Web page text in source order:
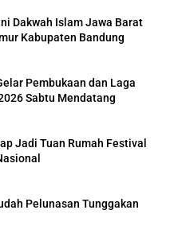
Dakwah Islam Jawa Barat
Kabupaten Bandung
Pembukaan dan Laga
Sabtu Mendatang
Jadi Tuan Rumah Festival
Pelunasan Tunggakan